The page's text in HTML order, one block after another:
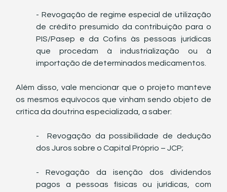
- Revogação de regime especial de utilização
de crédito presumido da contribuição para o
PIS/Pasep e da Cofins às pessoas jurídicas
que procedam à industrialização ou à
importação de determinados medicamentos.
Além disso, vale mencionar que o projeto manteve
os mesmos equívocos que vinham sendo objeto de
crítica da doutrina especializada, a saber:
-  Revogação da possibilidade de dedução
dos Juros sobre o Capital Próprio – JCP;
- Revogação da isenção dos dividendos
pagos a pessoas físicas ou jurídicas, com